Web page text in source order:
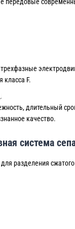
передовые
класса F.
длительный
качество.
система
для разделения